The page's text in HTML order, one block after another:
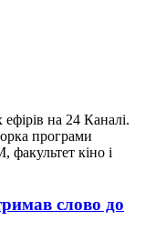
на 24 Каналі.
програми
кіно і
слово до